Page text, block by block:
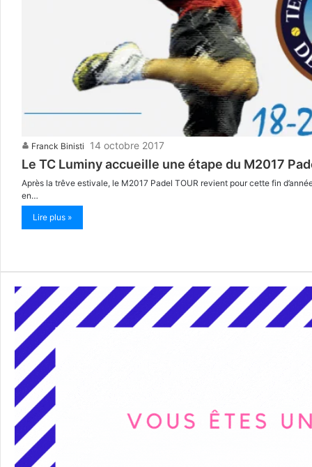
Franck Binisti 14 octobre 2017
Le TC Luminy accueille une étape du M2017
Après la trêve estivale, le M2017 Padel TOUR revient pour cette fin
en…
Lire plus »